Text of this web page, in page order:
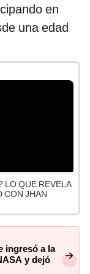
en
una edad
LO QUE REVELA
CON JHAN
ingresó a la
y dejó